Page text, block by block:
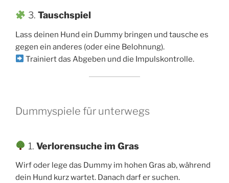
3. Tauschspiel
Lass deinen Hund ein Dummy bringen und tausche es
gegen ein anderes (oder eine Belohnung).
Trainiert das Abgeben und die Impulskontrolle.
Dummyspiele für unterwegs
1. Verlorensuche im Gras
Wirf oder lege das Dummy im hohen Gras ab, während
dein Hund kurz wartet. Danach darf er suchen.